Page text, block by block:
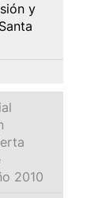
y
2010